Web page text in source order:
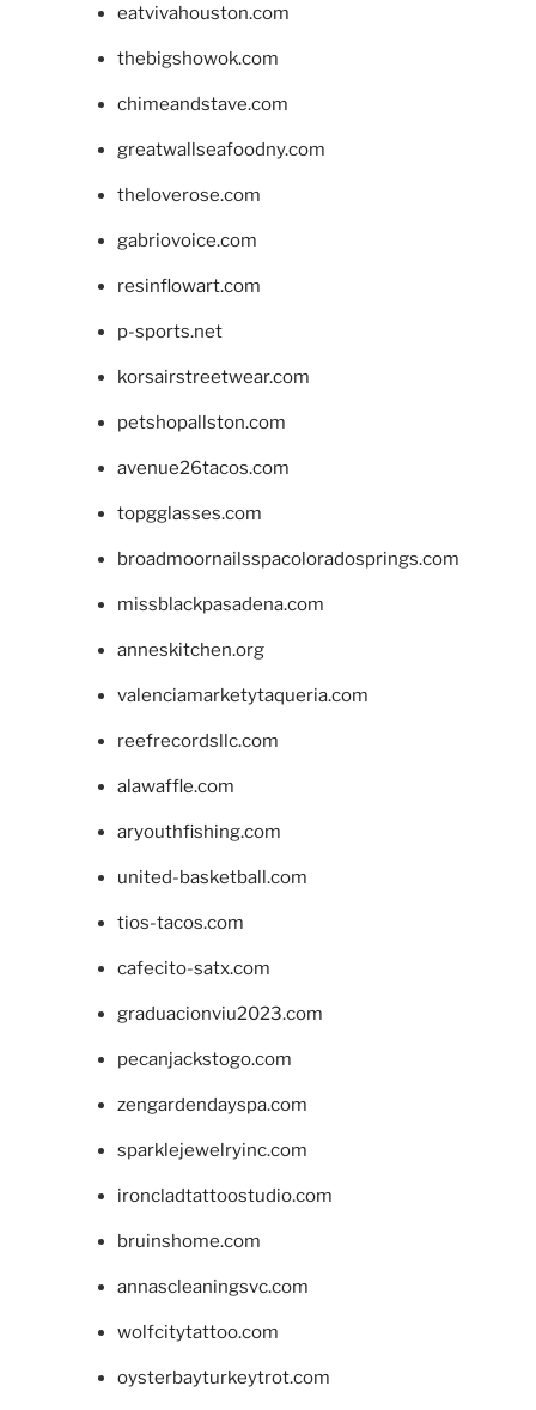
eatvivahouston.com
thebigshowok.com
chimeandstave.com
greatwallseafoodny.com
theloverose.com
gabriovoice.com
resinflowart.com
p-sports.net
korsairstreetwear.com
petshopallston.com
avenue26tacos.com
topgglasses.com
broadmoornailsspacoloradosprings.com
missblackpasadena.com
anneskitchen.org
valenciamarketytaqueria.com
reefrecordsllc.com
alawaffle.com
aryouthfishing.com
united-basketball.com
tios-tacos.com
cafecito-satx.com
graduacionviu2023.com
pecanjackstogo.com
zengardendayspa.com
sparklejewelryinc.com
ironcladtattoostudio.com
bruinshome.com
annascleaningsvc.com
wolfcitytattoo.com
oysterbayturkeytrot.com